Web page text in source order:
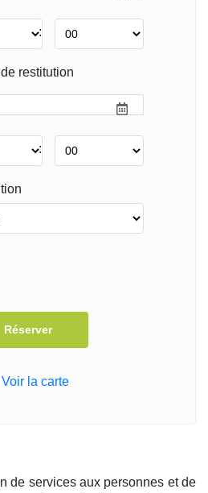
Voir la carte
:
restitution
:
de services aux personnes et de